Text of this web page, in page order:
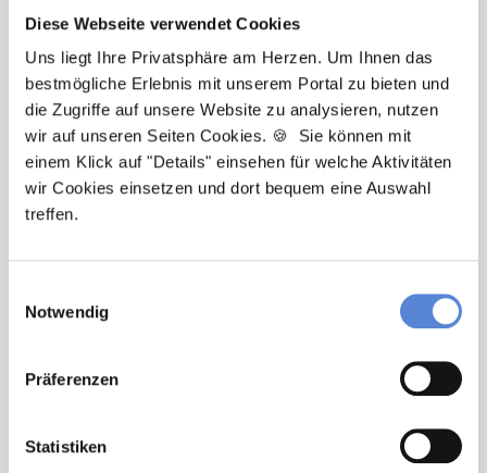
Diese Webseite verwendet Cookies
Uns liegt Ihre Privatsphäre am Herzen. Um Ihnen das
bestmögliche Erlebnis mit unserem Portal zu bieten und
die Zugriffe auf unsere Website zu analysieren, nutzen
wir auf unseren Seiten Cookies. 🍪 Sie können mit
einem Klick auf "Details" einsehen für welche Aktivitäten
wir Cookies einsetzen und dort bequem eine Auswahl
treffen.
Notwendig
Präferenzen
Statistiken
Marcel Willing
Ansprechpartner
Sie haben Fragen zu unseren Stellenanzeigen oder
benötigen Unterstützung beim Ausfüllen Ihres
Tel.: +49 (0) 521 / 911 730 33